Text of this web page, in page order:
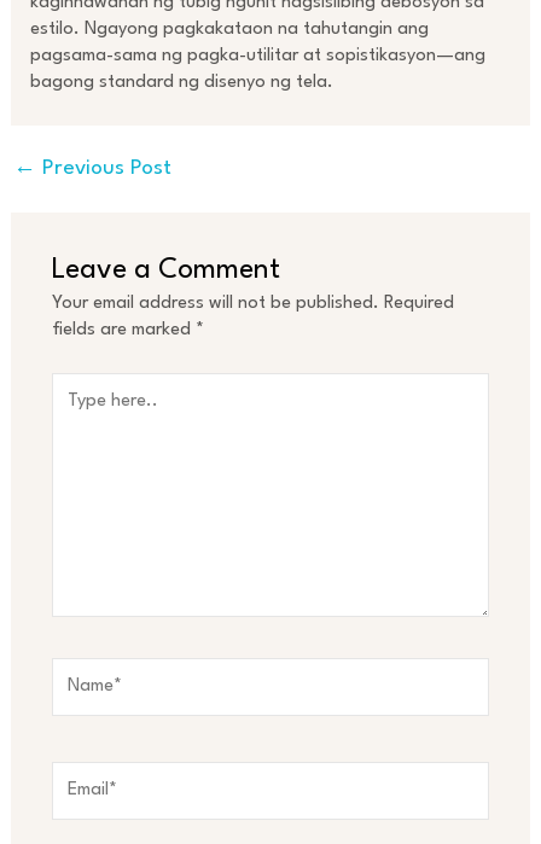
estilo. Ngayong pagkakataon na tahutangin ang
pagsama-sama ng pagka-utilitar at sopistikasyon—ang
bagong standard ng disenyo ng tela.
← Previous Post
Leave a Comment
Your email address will not be published. Required
fields are marked *
here..